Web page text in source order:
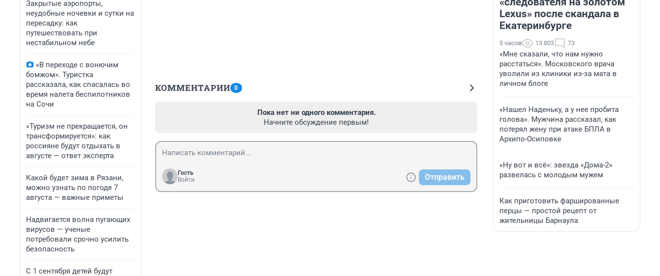
Закрытые аэропорты,
неудобные ночевки и сутки на
пересадку: как
путешествовать при
нестабильном небе
«В переходе с вонючим
бомжом». Туристка
рассказала, как спасалась во
время налета беспилотников
на Сочи
«Туризм не прекращается, он
трансформируется»: как
россияне будут отдыхать в
августе — ответ эксперта
Какой будет зима в Рязани,
можно узнать по погоде 7
августа — важные приметы
Надвигается волна пугающих
вирусов — ученые
потребовали срочно усилить
безопасность
С 1 сентября детей будут
КОММЕНТАРИИ 0
Пока нет ни одного комментария.
Начните обсуждение первым!
Гость
Войти
Отправить
Lexus» после скандала в
Екатеринбурге
5 часов 13 803 73
«Мне сказали, что нам нужно
расстаться». Московского врача
уволили из клиники из-за мата в
личном блоге
«Нашел Наденьку, а у нее пробита
голова». Мужчина рассказал, как
потерял жену при атаке БПЛА в
Архипо-Осиповке
«Ну вот и всё»: звезда «Дома-2»
развелась с молодым мужем
Как приготовить фаршированные
перцы — простой рецепт от
жительницы Барнаула